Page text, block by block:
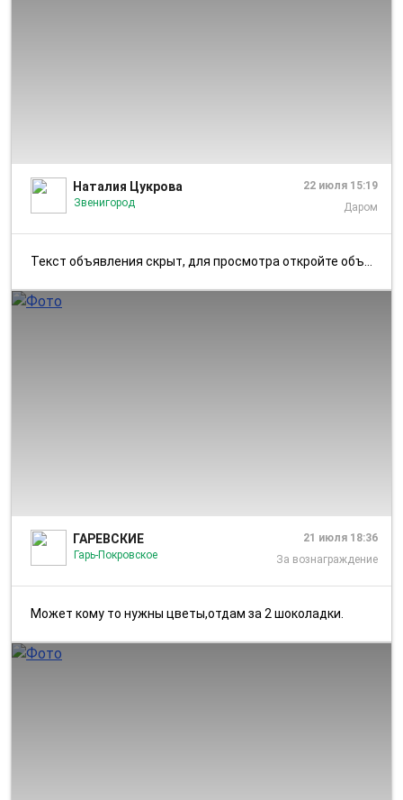
Наталия Цукрова
Звенигород
22 июля 15:19
Даром
Текст объявления скрыт, для просмотра откройте объявление в приложении...
ГАРЕВСКИЕ
Гарь-Покровское
21 июля 18:36
За вознаграждение
Может кому то нужны цветы,отдам за 2 шоколадки.